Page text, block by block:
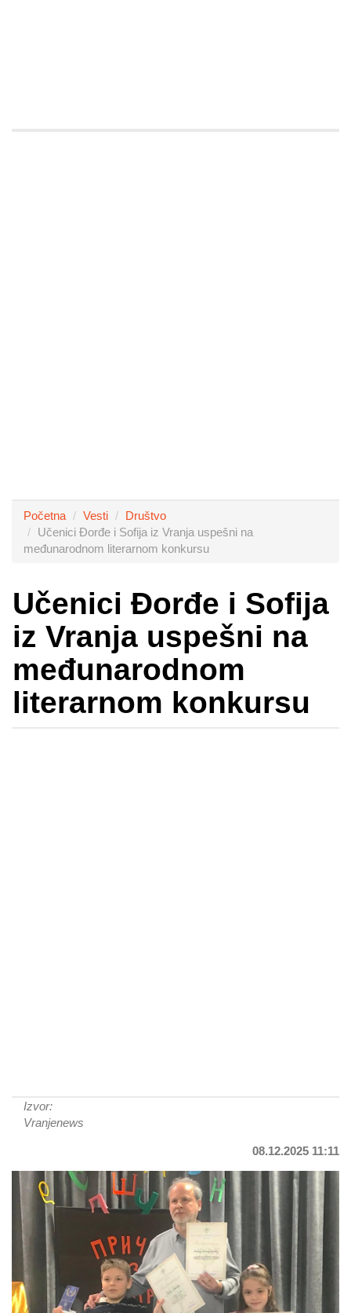
Početna Vesti
Društvo
Učenici Đorđe i Sofija iz Vranja uspešni na
međunarodnom literarnom konkursu
Učenici Đorđe i Sofija
iz Vranja uspešni na
međunarodnom
literarnom konkursu
Izvor:
Vranjenews
08.12.2025 11:11